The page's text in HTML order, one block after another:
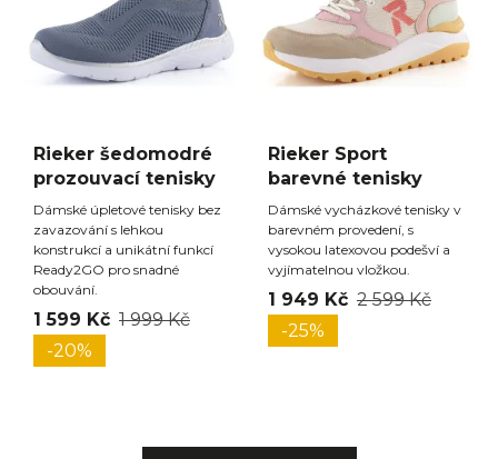
Rieker šedomodré
prozouvací tenisky
Dámské úpletové tenisky bez
zavazování s lehkou
konstrukcí a unikátní funkcí
Ready2GO pro snadné
obouvání.
1 599 Kč 1 999 Kč
-20%
Rieker Sport
barevné tenisky
Dámské vycházkové tenisky v
barevném provedení, s
vysokou latexovou podešví a
vyjímatelnou vložkou.
1 949 Kč 2 599 Kč
-25%